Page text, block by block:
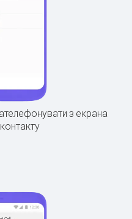
з екрана